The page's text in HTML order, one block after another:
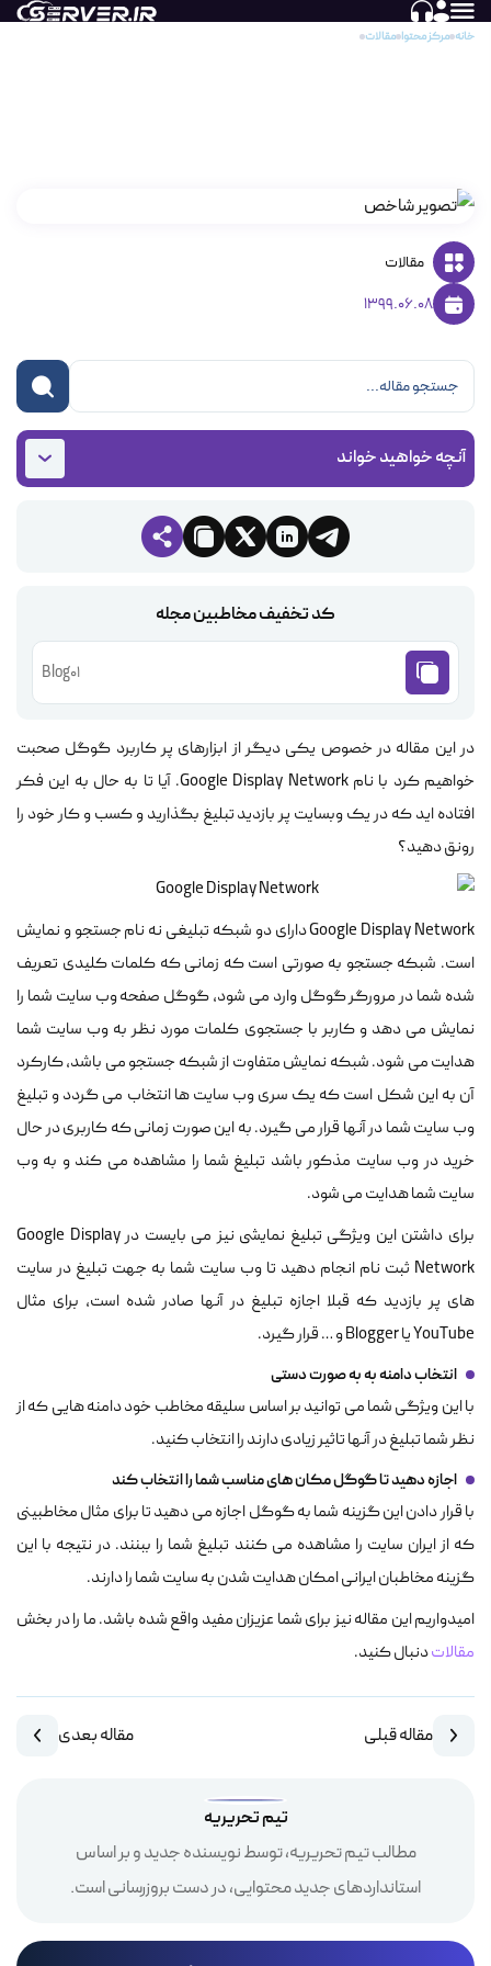
خانه مرکز محتوا مقالات
مقالات
1399.06.08
آنچه خواهید خواند
کد تخفیف مخاطبین مجله
Blog01
در این مقاله در خصوص یکی دیگر از ابزارهای پر کاربرد گوگل صحبت
خواهیم کرد با نام Google Display Network. آیا تا به حال به این فکر
افتاده اید که در یک وبسایت پر بازدید تبلیغ بگذارید و کسب و کار خود را
رونق دهید؟
Google Display Network دارای دو شبکه تبلیغی نه نام جستجو و نمایش
است. شبکه جستجو به صورتی است که زمانی که کلمات کلیدی تعریف
شده شما در مرورگر گوگل وارد می شود، گوگل صفحه وب سایت شما را
نمایش می دهد و کاربر با جستجوی کلمات مورد نظر به وب سایت شما
هدایت می شود. شبکه نمایش متفاوت از شبکه جستجو می باشد، کارکرد
آن به این شکل است که یک سری وب سایت ها انتخاب می گردد و تبلیغ
وب سایت شما در آنها قرار می گیرد. به این صورت زمانی که کاربری در حال
خرید در وب سایت مذکور باشد تبلیغ شما را مشاهده می کند و به وب
سایت شما هدایت می شود.
برای داشتن این ویژگی تبلیغ نمایشی نیز می بایست در Google Display
Network ثبت نام انجام دهید تا وب سایت شما به جهت تبلیغ در سایت
های پر بازدید که قبلا اجازه تبلیغ در آنها صادر شده است، برای مثال
YouTube یا Blogger و … قرار گیرد.
انتخاب دامنه به به صورت دستی
با این ویژگی شما می توانید بر اساس سلیقه مخاطب خود دامنه هایی که از
نظر شما تبلیغ در آنها تاثیر زیادی دارند را انتخاب کنید.
اجازه دهید تا گوگل مکان های مناسب شما را انتخاب کند
با قرار دادن این گزینه شما به گوگل اجازه می دهید تا برای مثال مخاطبینی
که از ایران سایت را مشاهده می کنند تبلیغ شما را ببنند. در نتیجه با این
گزینه مخاطبان ایرانی امکان هدایت شدن به سایت شما را دارند.
امیدواریم این مقاله نیز برای شما عزیزان مفید واقع شده باشد. ما را در بخش
مقالاتدنبال کنید.
مقاله قبلی مقاله بعدی
تیم تحریریه
مطالب تیم تحریریه، توسط نویسنده جدید و بر اساس
استانداردهای جدید محتوایی، در دست بروزرسانی است.